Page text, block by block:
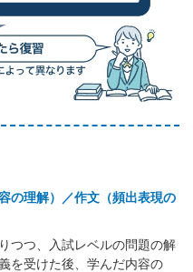
の理解）／作文（頻出表現の
つつ、入試レベルの問題の解
を受けた後、学んだ内容の